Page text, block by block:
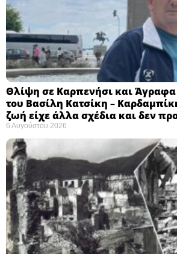
Θλίψη σε Καρπενήσι και Άγραφα
του Βασίλη Κατσίκη –
ζωή είχε άλλα σχέδια και δεν
6 Αυγούστου 2026